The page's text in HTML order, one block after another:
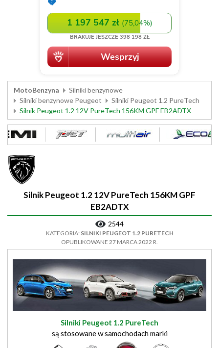
MotoBenzyna
Silniki benzynowe
Silniki benzynowe Peugeot
Silniki Peugeot 1.2 PureTech
Silnik Peugeot 1.2 12V PureTech 156KM GPF EB2ADTX
Silnik Peugeot 1.2 12V PureTech 156KM GPF
EB2ADTX
2544
KATEGORIA: SILNIKI PEUGEOT 1.2 PURETECH
OPUBLIKOWANE 27 MARCA 2022 R.
Silniki Peugeot 1.2 PureTech
są stosowane w samochodach marki